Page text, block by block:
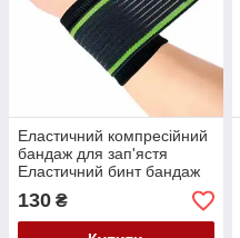
Еластичний компресійний
бандаж для зап'ястя
Еластичний бинт бандаж
на зап'ястя
130 ₴